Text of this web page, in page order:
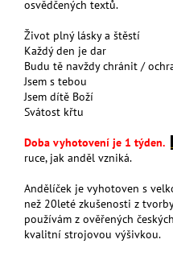
osvědčených textů.
Život plný lásky a štěstí
Každý den je dar
Budu tě navždy chránit /
Jsem s tebou
Jsem dítě Boží
Svátost křtu
Doba vyhotovení je 1 týden.
ruce, jak anděl vzniká.
Andělíček je vyhotoven s
než 20leté zkušenosti z
používám z ověřených
kvalitní strojovou výšivkou.